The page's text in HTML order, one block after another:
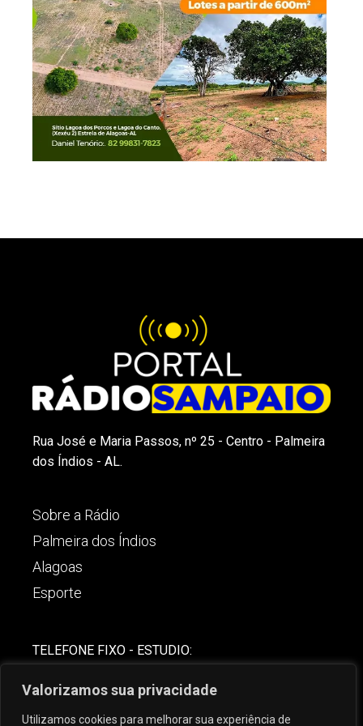
Valorizamos sua privacidade
Utilizamos cookies para melhorar sua experiência de
Rua José e Maria Passos, nº 25 - Centro - Palmeira
dos Índios - AL.
Sobre a Rádio
Palmeira dos Índios
Alagoas
Esporte
TELEFONE FIXO - ESTUDIO: